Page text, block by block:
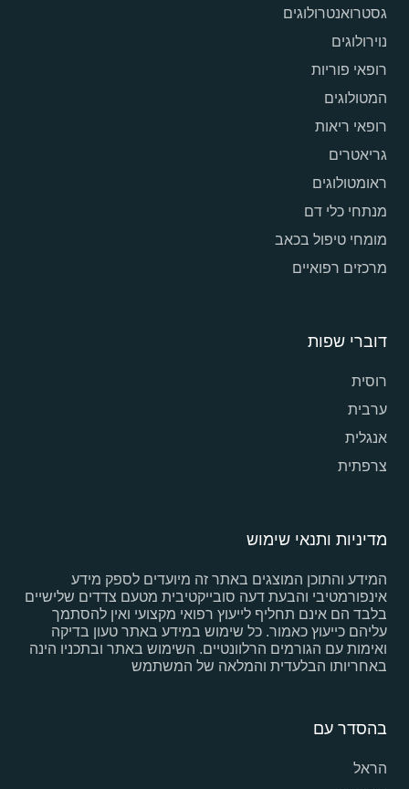
גסטרואנטרולוגים
נוירולוגים
רופאי פוריות
המטולוגים
רופאי ריאות
גריאטרים
ראומטולוגים
מנתחי כלי דם
מומחי טיפול בכאב
מרכזים רפואיים
דוברי שפות
רוסית
ערבית
אנגלית
צרפתית
מדיניות ותנאי שימוש
המידע והתוכן המוצגים באתר זה מיועדים לספק מידע
אינפורמטיבי והבעת דעה סובייקטיבית מטעם צדדים שלישיים
בלבד הם אינם תחליף לייעוץ רפואי מקצועי ואין להסתמך
עליהם כייעוץ כאמור. כל שימוש במידע באתר טעון בדיקה
ואימות עם הגורמים הרלוונטיים. השימוש באתר ובתכניו הינה
באחריותו הבלעדית והמלאה של המשתמש
בהסדר עם
הראל